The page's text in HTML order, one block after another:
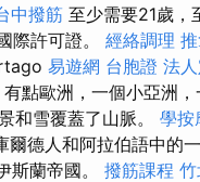
中撥筋 至少需要21歲，
際許可證。 經絡調理
易遊網 台胞證 法
有點歐洲，一個小亞洲，
和雪覆蓋了山脈。 學按
爾德人和阿拉伯語中的
斯蘭帝國。 撥筋課程